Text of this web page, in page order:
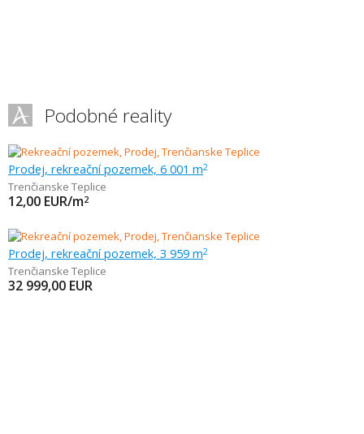
Podobné reality
Prodej, rekreační pozemek, 6 001 m2
Trenčianske Teplice
12,00 EUR/m2
Prodej, rekreační pozemek, 3 959 m2
Trenčianske Teplice
32 999,00 EUR